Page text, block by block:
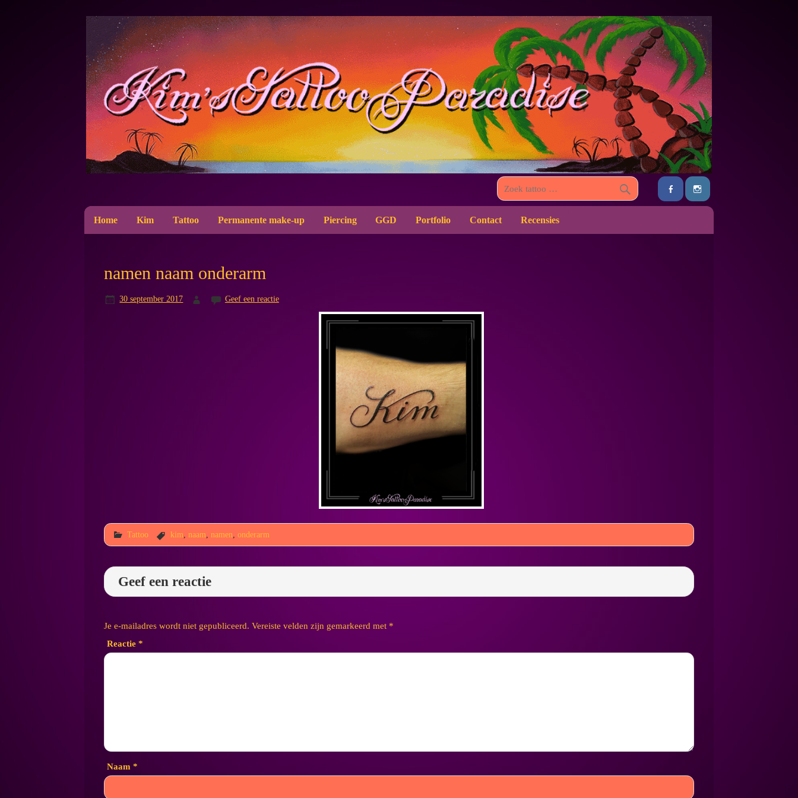
Home Kim Tattoo Permanente make-up Piercing GGD Portfolio Contact Recensies
namen naam onderarm
30 september 2017 Geef een reactie
Tattoo kim naam namen ,onderarm
Geef een reactie
Je e-mailadres wordt niet gepubliceerd. Vereiste velden zijn gemarkeerd met *
Reactie *
Naam *